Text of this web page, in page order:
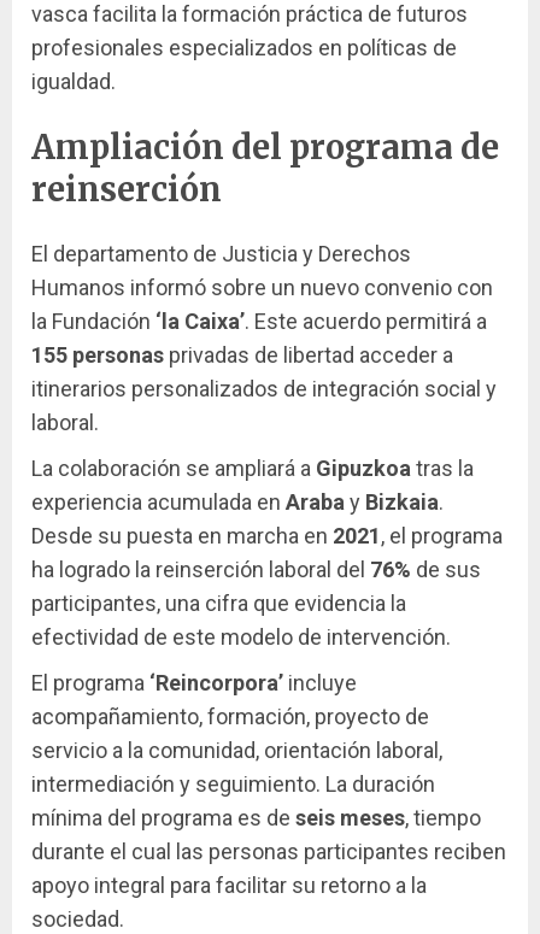
vasca facilita la formación práctica de futuros
profesionales especializados en políticas de
igualdad.
Ampliación del programa de
reinserción
El departamento de Justicia y Derechos
Humanos informó sobre un nuevo convenio con
la Fundación ‘la Caixa’. Este acuerdo permitirá a
155 personas privadas de libertad acceder a
itinerarios personalizados de integración social y
laboral.
La colaboración se ampliará a Gipuzkoa tras la
experiencia acumulada en Araba y Bizkaia.
Desde su puesta en marcha en 2021, el programa
ha logrado la reinserción laboral del 76% de sus
participantes, una cifra que evidencia la
efectividad de este modelo de intervención.
El programa ‘Reincorpora’ incluye
acompañamiento, formación, proyecto de
servicio a la comunidad, orientación laboral,
intermediación y seguimiento. La duración
mínima del programa es de seis meses, tiempo
durante el cual las personas participantes reciben
apoyo integral para facilitar su retorno a la
sociedad.